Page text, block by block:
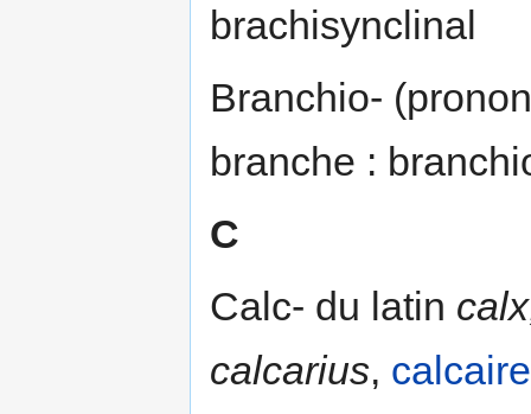
brachisynclinal
Branchio-
branche :
C
Calc- du latin
calcarius, calcaire